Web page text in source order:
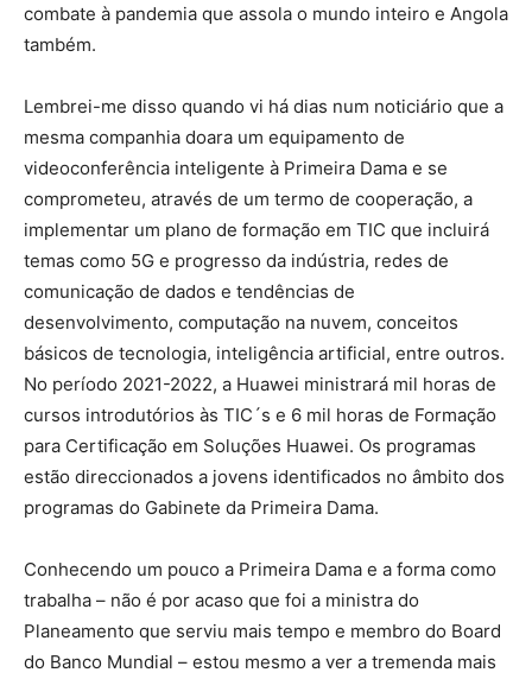
combate à pandemia que assola o mundo inteiro e Angola
também.
Lembrei-me disso quando vi há dias num noticiário que a
mesma companhia doara um equipamento de
videoconferência inteligente à Primeira Dama e se
comprometeu, através de um termo de cooperação, a
implementar um plano de formação em TIC que incluirá
temas como 5G e progresso da indústria, redes de
comunicação de dados e tendências de
desenvolvimento, computação na nuvem, conceitos
básicos de tecnologia, inteligência artificial, entre outros.
No período 2021-2022, a Huawei ministrará mil horas de
cursos introdutórios às TIC´s e 6 mil horas de Formação
para Certificação em Soluções Huawei. Os programas
estão direccionados a jovens identificados no âmbito dos
programas do Gabinete da Primeira Dama.
Conhecendo um pouco a Primeira Dama e a forma como
trabalha – não é por acaso que foi a ministra do
Planeamento que serviu mais tempo e membro do Board
do Banco Mundial – estou mesmo a ver a tremenda mais